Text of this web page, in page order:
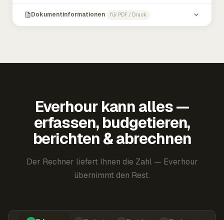
Dokumentinformationen für PDF / Druck
Everhour kann alles —
erfassen, budgetieren,
berichten & abrechnen
Der Rechner liefert Ihnen die Zahl — Everhour
übernimmt den Rest.